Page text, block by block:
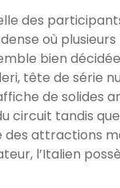
des
où
bien
tête de série
de solides
circuit tandis
des attractions
l’Italien